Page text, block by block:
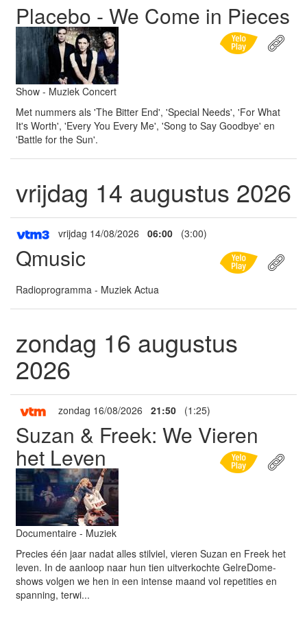
Placebo - We Come in Pieces
Show - Muziek Concert
Met nummers als 'The Bitter End', 'Special Needs', 'For What
It's Worth', 'Every You Every Me', 'Song to Say Goodbye' en
'Battle for the Sun'.
vrijdag 14 augustus 2026
vrijdag 14/08/2026 06:00 (3:00)
Qmusic
Radioprogramma - Muziek Actua
zondag 16 augustus
2026
zondag 16/08/2026 21:50 (1:25)
Suzan & Freek: We Vieren
het Leven
Documentaire - Muziek
Precies één jaar nadat alles stilviel, vieren Suzan en Freek het
leven. In de aanloop naar hun tien uitverkochte GelreDome-
shows volgen we hen in een intense maand vol repetities en
spanning, terwi...